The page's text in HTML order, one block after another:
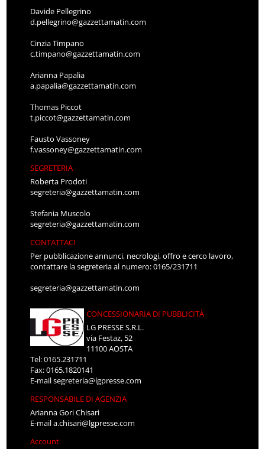
Davide Pellegrino
d.pellegrino@gazzettamatin.com
Cinzia Timpano
c.timpano@gazzettamatin.com
Arianna Papalia
a.papalia@gazzettamatin.com
Thomas Piccot
t.piccot@gazzettamatin.com
Fausto Vassoney
f.vassoney@gazzettamatin.com
SEGRETERIA
Roberta Prodoti
segreteria@gazzettamatin.com
Stefania Muscolo
segreteria@gazzettamatin.com
CONTATTACI
Per pubblicazione annunci, necrologi, offro e cerco lavoro,
contattare la segreteria al numero: 0165/231711
segreteria@gazzettamatin.com
CONCESSIONARIA DI PUBBLICITÀ
LG PRESSE S.R.L.
via Festaz, 52
11100 AOSTA
Tel: 0165.231711
Fax: 0165.1820141
E-mailsegreteria@lgpresse.com
RESPONSABILE DI AGENZIA
Arianna Gori Chisari
E-maila.chisari@lgpresse.com
Account